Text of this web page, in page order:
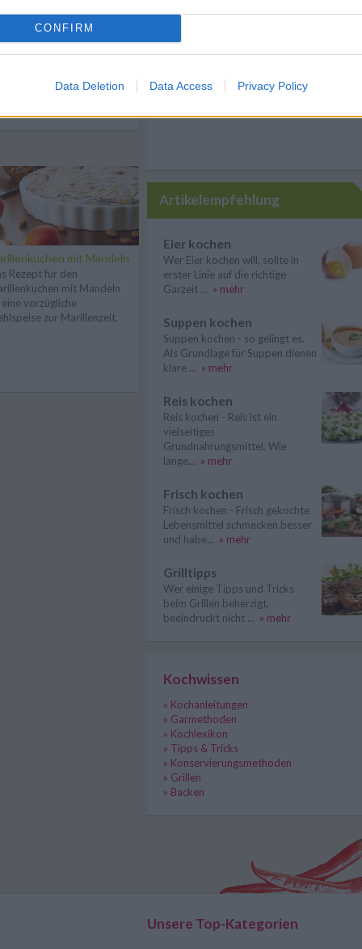
CONFIRM
Data Deletion Data Access Privacy Policy
mit Mandeln
Rezept für den
mit Mandeln
vorzügliche
zur Marillenzeit.
Artikelempfehlung
Eier kochen
Wer Eier kochen will, sollte in
erster Linie auf die richtige
Garzeit ... » mehr
Suppen kochen
Suppen kochen - so gelingt es.
Als Grundlage für Suppen dienen
klare ... » mehr
Reis kochen
Reis kochen - Reis ist ein
vielseitiges
Grundnahrungsmittel. Wie
lange... » mehr
Frisch kochen
Frisch kochen - Frisch gekochte
Lebensmittel schmecken besser
und habe... » mehr
Grilltipps
Wer einige Tipps und Tricks
beim Grillen beherzigt,
beeindruckt nicht ... » mehr
Kochwissen
» Kochanleitungen
» Garmethoden
» Kochlexikon
» Tipps & Tricks
» Konservierungsmethoden
» Grillen
» Backen
Unsere Top-Kategorien